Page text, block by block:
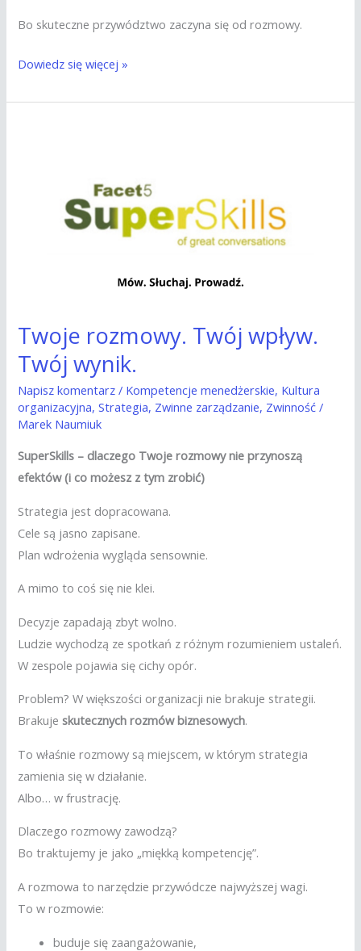
Bo skuteczne przywództwo zaczyna się od rozmowy.
Dowiedz się więcej »
Twoje rozmowy. Twój wpływ.
Twój wynik.
Napisz komentarz / Kompetencje menedżerskie, Kultura
organizacyjna,Strategia, Zwinne zarządzanie, Zwinność /
Marek Naumiuk
SuperSkills – dlaczego Twoje rozmowy nie przynoszą
efektów (i co możesz z tym zrobić)
Strategia jest dopracowana.
Cele są jasno zapisane.
Plan wdrożenia wygląda sensownie.
A mimo to coś się nie klei.
Decyzje zapadają zbyt wolno.
Ludzie wychodzą ze spotkań z różnym rozumieniem ustaleń.
W zespole pojawia się cichy opór.
Problem? W większości organizacji nie brakuje strategii.
Brakujeskutecznych rozmów biznesowych.
To właśnie rozmowy są miejscem, w którym strategia
zamienia się w działanie.
Albo… w frustrację.
Dlaczego rozmowy zawodzą?
Bo traktujemy je jako „miękką kompetencję”.
A rozmowa to narzędzie przywódcze najwyższej wagi.
To w rozmowie:
buduje się zaangażowanie,